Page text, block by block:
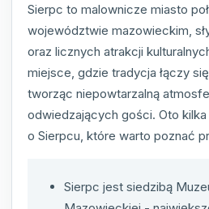
Sierpc to malownicze miasto
województwie mazowieckim,
oraz licznych atrakcji
miejsce, gdzie tradycja łączy
tworząc niepowtarzalną
odwiedzających gości. Oto
o Sierpcu, które warto poznać
Sierpc jest siedzibą